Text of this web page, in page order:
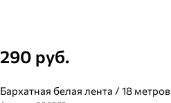
290 руб.
Бархатная белая лента / 18 метров